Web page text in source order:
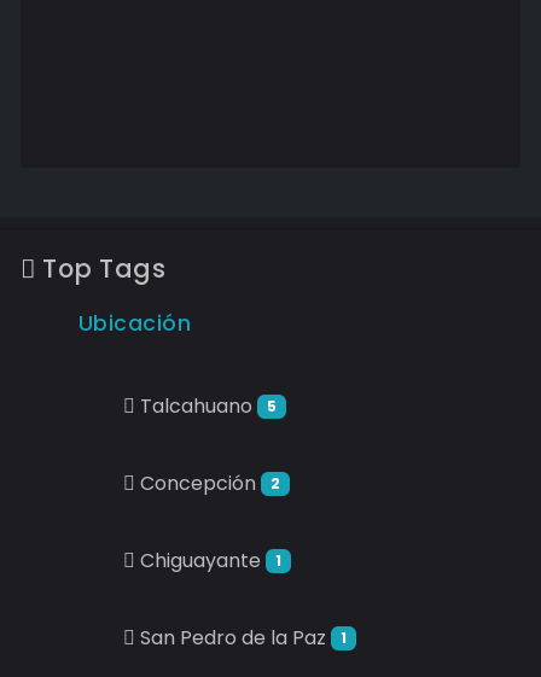
Top Tags
Ubicación
Talcahuano 5
Concepción 2
Chiguayante 1
San Pedro de la Paz 1